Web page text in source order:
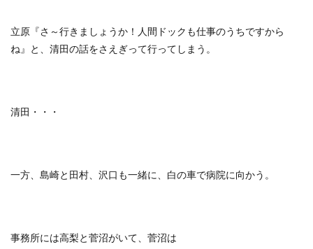
立原『さ～行きましょうか！人間ドックも仕事のうちですから
ね』と、清田の話をさえぎって行ってしまう。
清田・・・
一方、島崎と田村、沢口も一緒に、白の車で病院に向かう。
事務所には高梨と菅沼がいて、菅沼は